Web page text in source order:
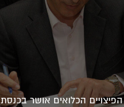
הכלואים אושר בכנסת